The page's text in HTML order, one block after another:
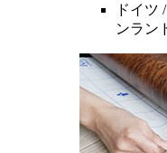
ドイツ
ンラン